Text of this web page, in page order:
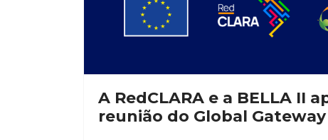
A RedCLARA e a BELLA
reunião do Global